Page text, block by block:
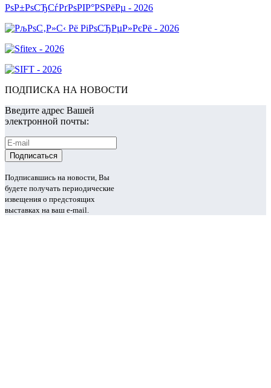
ПОДПИСКА НА НОВОСТИ
Введите адрес Вашей
электронной почты:
Подписавшись на новости, Вы
будете получать периодические
извещения о предстоящих
выставках на ваш e-mail.